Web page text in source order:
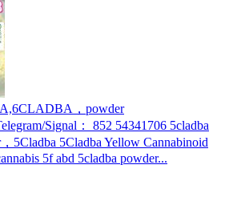
，powder
Signal： 852 54341706 5cladba
5Cladba 5Cladba Yellow Cannabinoid
5f abd 5cladba powder...